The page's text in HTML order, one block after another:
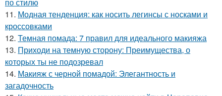
11. Модная тенденция: как носить легинсы с носками и
кроссовками
12. Темная помада: 7 правил для идеального макияжа
13. Приходи на темную сторону: Преимущества, о
которых ты не подозревал
14. Макияж с черной помадой: Элегантность и
загадочность